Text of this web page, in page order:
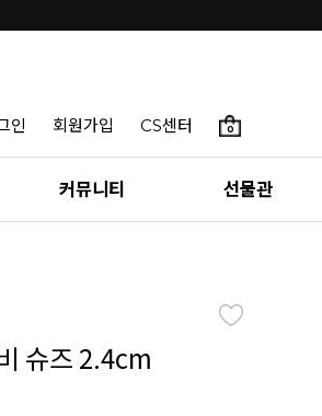
인 회원가입 CS센터 0
커뮤니티 선물관
슈즈 2.4cm